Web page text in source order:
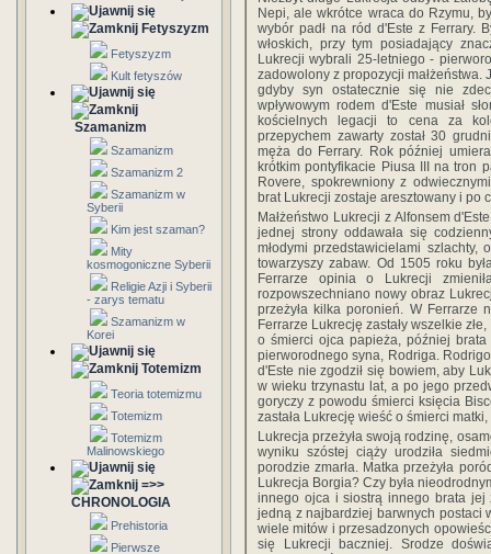
Fetyszyzm
Fetyszyzm
Kult fetyszów
Szamanizm
Szamanizm
Szamanizm 2
Szamanizm w
Syberii
Kim jest szaman?
Mity
kosmogoniczne Syberii
Religie Azji i Syberii
- zarys tematu
Szamanizm w
Korei
Totemizm
Teoria totemizmu
Totemizm
Totemizm
Malinowskiego
=>>
CHRONOLOGIA
Prehistoria
Pierwsze
Nepi, ale wkrótce wraca do Rzymu,
wybór padł na ród d'Este z Ferrary.
włoskich, przy tym posiadający
Lukrecji wybrali 25-letniego -
zadowolony z propozycji małżeństwa.
gdyby syn ostatecznie się nie
wpływowym rodem d'Este musiał
kościelnych legacji to cena za
przepychem zawarty został 30
męża do Ferrary. Rok później
krótkim pontyfikacie Piusa III na tron
Rovere, spokrewniony z
brat Lukrecji zostaje aresztowany i po
Małżeństwo Lukrecji z Alfonsem
jednej strony oddawała się
młodymi przedstawicielami szlachty,
towarzyszy zabaw. Od 1505 roku
Ferrarze opinia o Lukrecji
rozpowszechniano nowy obraz
przeżyła kilka poronień. W Ferrarze
Ferrarze Lukrecję zastały wszelkie
o śmierci ojca papieża, później
pierworodnego syna, Rodriga.
d'Este nie zgodził się bowiem, aby
w wieku trzynastu lat, a po jego
goryczy z powodu śmierci księcia
zastała Lukrecję wieść o śmierci
Lukrecja przeżyła swoją rodzinę,
wyniku szóstej ciąży urodziła
porodzie zmarła. Matka przeżyła
Lukrecja Borgia? Czy była
innego ojca i siostrą innego brata jej
jedną z najbardziej barwnych postaci
wiele mitów i przesadzonych
się Lukrecji baczniej. Srodze